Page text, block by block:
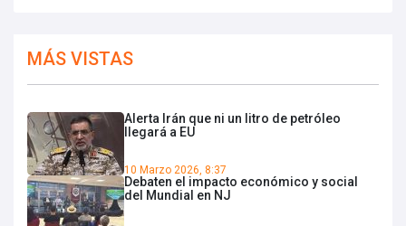
MÁS VISTAS
Alerta Irán que ni un litro de petróleo
llegará a EU
10 Marzo 2026, 8:37
Debaten el impacto económico y social
del Mundial en NJ